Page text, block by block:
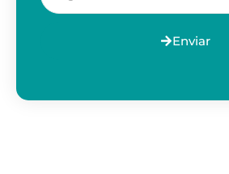
Enviar